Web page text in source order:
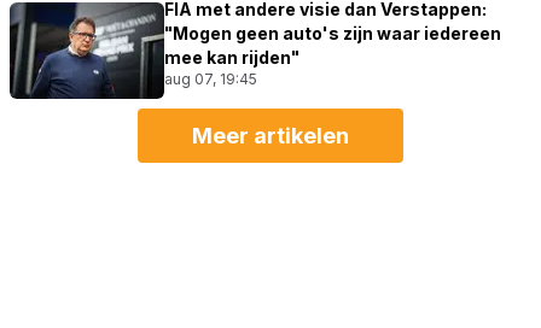
FIA met andere visie dan Verstappen:
"Mogen geen auto's zijn waar iedereen
mee kan rijden"
aug 07, 19:45
Meer artikelen